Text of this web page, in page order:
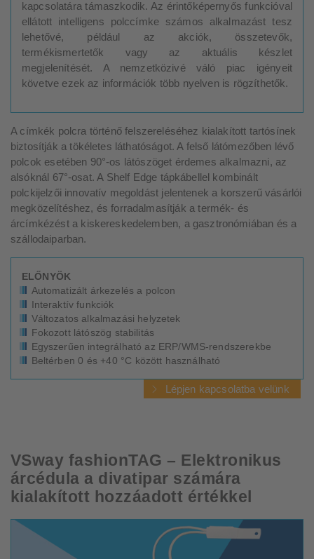
kapcsolatára támaszkodik. Az érintőképernyős funkcióval
ellátott intelligens polccímke számos alkalmazást tesz
lehetővé, például az akciók, összetevők,
termékismertetők vagy az aktuális készlet
megjelenítését. A nemzetközivé váló piac igényeit
követve ezek az információk több nyelven is rögzíthetők.
A címkék polcra történő felszereléséhez kialakított tartósínek
biztosítják a tökéletes láthatóságot. A felső látómezőben lévő
polcok esetében 90°-os látószöget érdemes alkalmazni, az
alsóknál 67°-osat. A Shelf Edge tápkábellel kombinált
polckijelzői innovatív megoldást jelentenek a korszerű vásárlói
megközelítéshez, és forradalmasítják a termék- és
árcímkézést a kiskereskedelemben, a gasztronómiában és a
szállodaiparban.
ELŐNYÖK
Automatizált árkezelés a polcon
Interaktív funkciók
Változatos alkalmazási helyzetek
Fokozott látószög stabilitás
Egyszerűen integrálható az ERP/WMS-rendszerekbe
Beltérben 0 és +40 °C között használható
Lépjen kapcsolatba velünk
VSway fashionTAG – Elektronikus
árcédula a divatipar számára
kialakított hozzáadott értékkel